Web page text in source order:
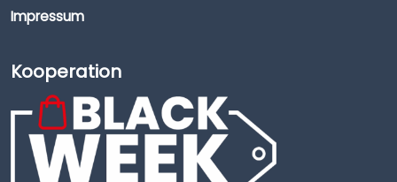
Impressum
Kooperation